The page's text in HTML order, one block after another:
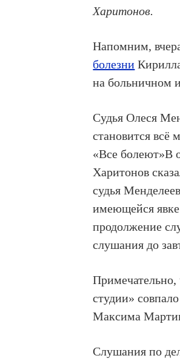
Харитонов.
Напомним,
болезни
на больничном
Судья Олеся
становится
«Все болеют»В
Харитонов
судья
имеющейся явке
продолжение
слушания до
Примечательно,
студии»
Максима
Слушания по